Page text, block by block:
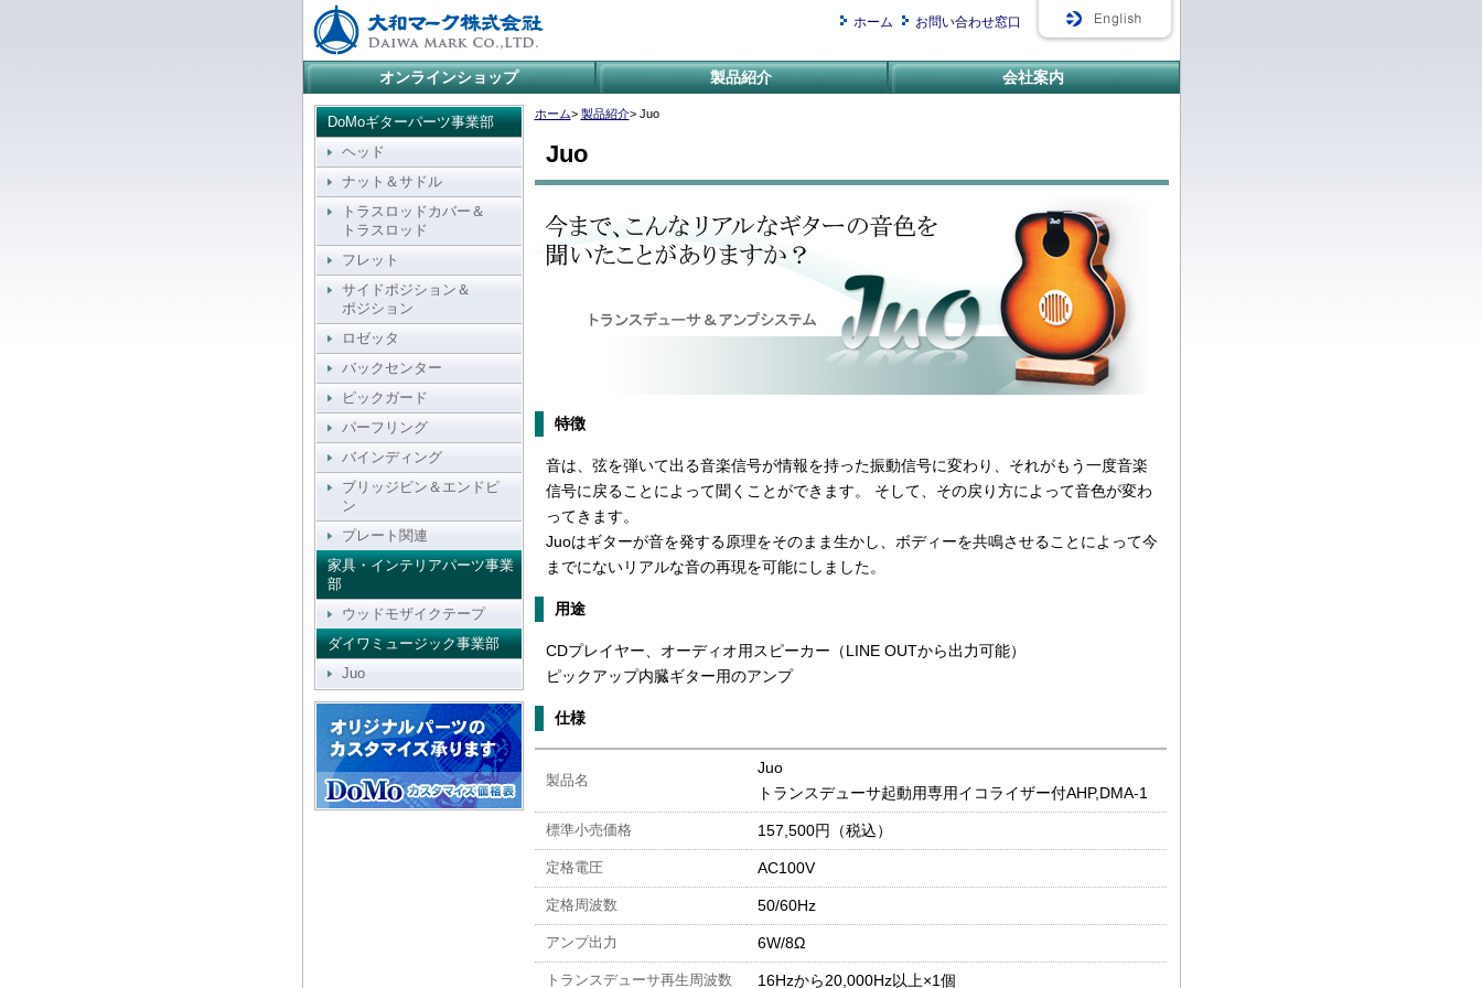
ホーム お問い合わせ窓口
オンラインショップ 製品紹介 会社案内
DoMoギターパーツ事業部
ヘッド
ナット＆サドル
トラスロッドカバー＆
トラスロッド
フレット
サイドポジション＆
ポジション
ロゼッタ
バックセンター
ピックガード
パーフリング
バインディング
ブリッジピン＆エンドピ
ン
プレート関連
家具・インテリアパーツ事業
部
ウッドモザイクテープ
ダイワミュージック事業部
Juo
ホーム> 製品紹介> Juo
Juo
特徴
音は、弦を弾いて出る音楽信号が情報を持った振動信号に変わり、それがもう一度音楽
信号に戻ることによって聞くことができます。 そして、その戻り方によって音色が変わ
ってきます。
Juoはギターが音を発する原理をそのまま生かし、ボディーを共鳴させることによって今
までにないリアルな音の再現を可能にしました。
用途
CDプレイヤー、オーディオ用スピーカー（LINE OUTから出力可能）
ピックアップ内臓ギター用のアンプ
仕様
製品名
Juo
トランスデューサ起動用専用イコライザー付AHP,DMA-1
標準小売価格 157,500円（税込）
定格電圧 AC100V
定格周波数 50/60Hz
アンプ出力 6W/8Ω
トランスデューサ再生周波数 16Hzから20,000Hz以上×1個